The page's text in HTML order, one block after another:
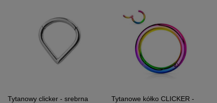
Tytanowy clicker - srebrna
Tytanowe kółko CLICKER -